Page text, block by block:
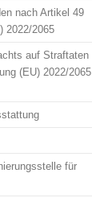
nach Artikel 49
2022/2065
auf Straftaten
(EU) 2022/2065
für